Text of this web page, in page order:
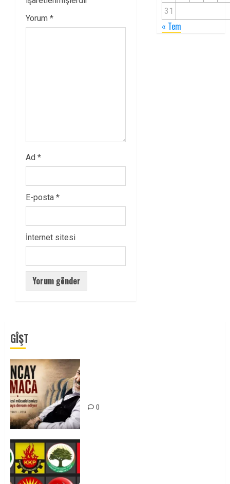
Yorum *
Ad *
E-posta *
İnternet sitesi
31
« Tem
GÎŞT
0